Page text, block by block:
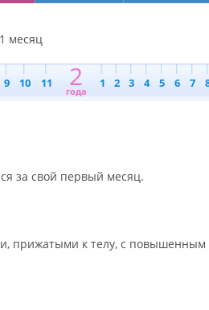
месяц
9 10 11 2
года
1 2 3 4 5 6 7
за свой первый месяц.
прижатыми к телу, с повышенным